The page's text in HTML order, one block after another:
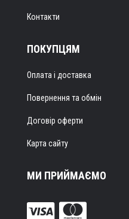
Контакти
ПОКУПЦЯМ
Оплата і доставка
Повернення та обмін
Договір оферти
Карта сайту
МИ ПРИЙМАЄМО